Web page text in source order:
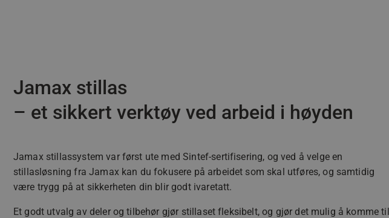
Jamax stillas
– et sikkert verktøy ved arbeid i høyden
Jamax stillassystem var først ute med Sintef-sertifisering, og ved å velge en
stillasløsning fra Jamax kan du fokusere på arbeidet som skal utføres, og samtidig
være trygg på at sikkerheten din blir godt ivaretatt.
Et godt utvalg av deler og tilbehør gjør stillaset fleksibelt, og gjør det mulig å komme til